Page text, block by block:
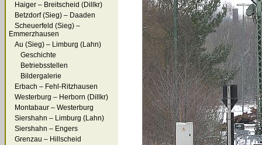
Haiger – Breitscheid (Dillkr)
Betzdorf (Sieg) – Daaden
Scheuerfeld (Sieg) –
Emmerzhausen
Au (Sieg) – Limburg (Lahn)
Geschichte
Betriebsstellen
Bildergalerie
Erbach – Fehl-Ritzhausen
Westerburg – Herborn (Dillkr)
Montabaur – Westerburg
Siershahn – Limburg (Lahn)
Siershahn – Engers
Grenzau – Hillscheid